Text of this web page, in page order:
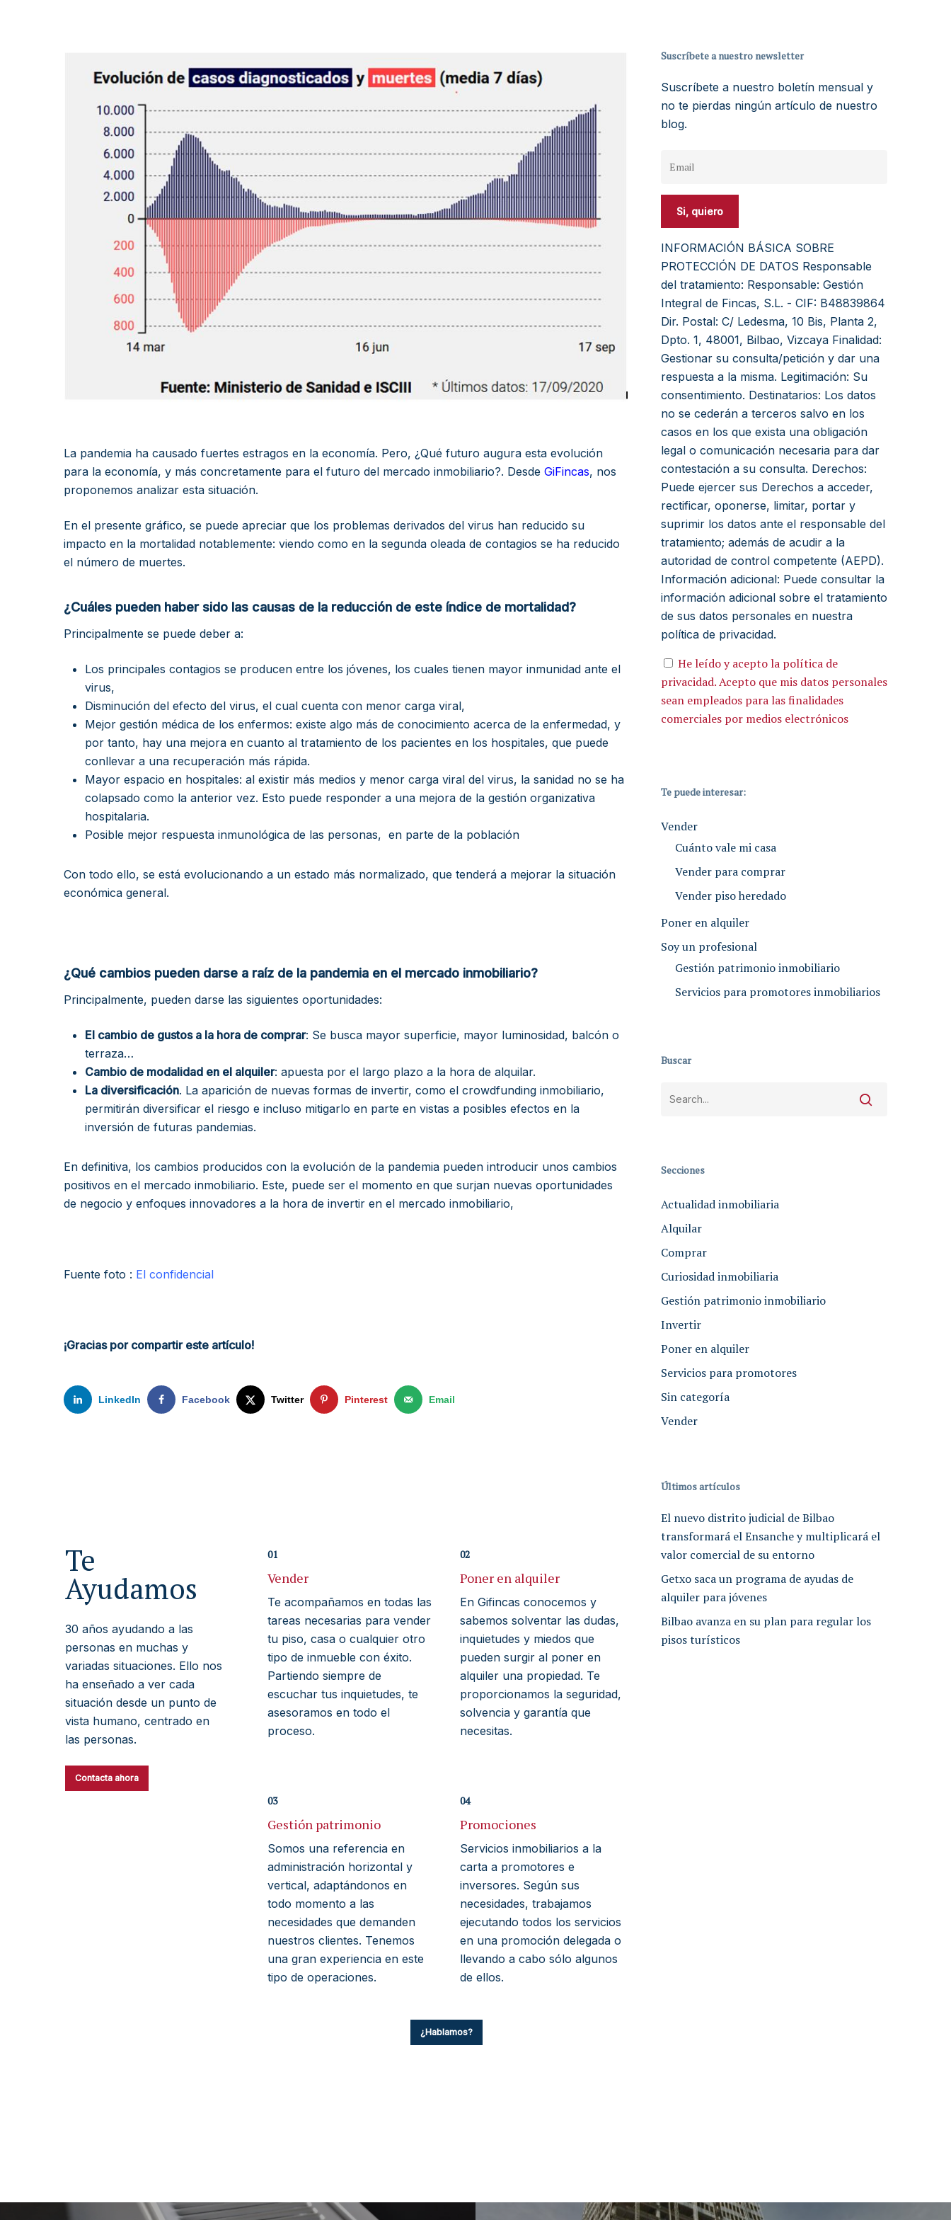
La pandemia ha causado fuertes estragos en la economía. Pero, ¿Qué futuro augura esta evolución
para la economía, y más concretamente para el futuro del mercado inmobiliario?. Desde GiFincas, nos
proponemos analizar esta situación.
En el presente gráfico, se puede apreciar que los problemas derivados del virus han reducido su
impacto en la mortalidad notablemente: viendo como en la segunda oleada de contagios se ha reducido
el número de muertes.
¿Cuáles pueden haber sido las causas de la reducción de este índice de mortalidad?
Principalmente se puede deber a:
Los principales contagios se producen entre los jóvenes, los cuales tienen mayor inmunidad ante el
virus,
Disminución del efecto del virus, el cual cuenta con menor carga viral,
Mejor gestión médica de los enfermos: existe algo más de conocimiento acerca de la enfermedad, y
por tanto, hay una mejora en cuanto al tratamiento de los pacientes en los hospitales, que puede
conllevar a una recuperación más rápida.
Mayor espacio en hospitales: al existir más medios y menor carga viral del virus, la sanidad no se ha
colapsado como la anterior vez. Esto puede responder a una mejora de la gestión organizativa
hospitalaria.
Posible mejor respuesta inmunológica de las personas, en parte de la población
Con todo ello, se está evolucionando a un estado más normalizado, que tenderá a mejorar la situación
económica general.
¿Qué cambios pueden darse a raíz de la pandemia en el mercado inmobiliario?
Principalmente, pueden darse las siguientes oportunidades:
El cambio de gustos a la hora de comprar: Se busca mayor superficie, mayor luminosidad, balcón o
terraza…
Cambio de modalidad en el alquiler: apuesta por el largo plazo a la hora de alquilar.
La diversificación. La aparición de nuevas formas de invertir, como el crowdfunding inmobiliario,
permitirán diversificar el riesgo e incluso mitigarlo en parte en vistas a posibles efectos en la
inversión de futuras pandemias.
En definitiva, los cambios producidos con la evolución de la pandemia pueden introducir unos cambios
positivos en el mercado inmobiliario. Este, puede ser el momento en que surjan nuevas oportunidades
de negocio y enfoques innovadores a la hora de invertir en el mercado inmobiliario,
Fuente foto : El confidencial
¡Gracias por compartir este artículo!
LinkedIn Facebook Twitter Pinterest Email
Te
Ayudamos
30 años ayudando a las
personas en muchas y
variadas situaciones. Ello nos
ha enseñado a ver cada
situación desde un punto de
vista humano, centrado en
las personas.
Contacta ahora
01
Vender
Te acompañamos en todas las
tareas necesarias para vender
tu piso, casa o cualquier otro
tipo de inmueble con éxito.
Partiendo siempre de
escuchar tus inquietudes, te
asesoramos en todo el
proceso.
02
Poner en alquiler
En Gifincas conocemos y
sabemos solventar las dudas,
inquietudes y miedos que
pueden surgir al poner en
alquiler una propiedad. Te
proporcionamos la seguridad,
solvencia y garantía que
necesitas.
03
Gestión patrimonio
Somos una referencia en
administración horizontal y
vertical, adaptándonos en
todo momento a las
necesidades que demanden
nuestros clientes. Tenemos
una gran experiencia en este
tipo de operaciones.
04
Promociones
Servicios inmobiliarios a la
carta a promotores e
inversores. Según sus
necesidades, trabajamos
ejecutando todos los servicios
en una promoción delegada o
llevando a cabo sólo algunos
de ellos.
¿Hablamos?
Suscríbete a nuestro newsletter
Suscríbete a nuestro boletín mensual y
no te pierdas ningún artículo de nuestro
blog.
INFORMACIÓN BÁSICA SOBRE
PROTECCIÓN DE DATOS Responsable
del tratamiento: Responsable: Gestión
Integral de Fincas, S.L. - CIF: B48839864
Dir. Postal: C/ Ledesma, 10 Bis, Planta 2,
Dpto. 1, 48001, Bilbao, Vizcaya Finalidad:
Gestionar su consulta/petición y dar una
respuesta a la misma. Legitimación: Su
consentimiento. Destinatarios: Los datos
no se cederán a terceros salvo en los
casos en los que exista una obligación
legal o comunicación necesaria para dar
contestación a su consulta. Derechos:
Puede ejercer sus Derechos a acceder,
rectificar, oponerse, limitar, portar y
suprimir los datos ante el responsable del
tratamiento; además de acudir a la
autoridad de control competente (AEPD).
Información adicional: Puede consultar la
información adicional sobre el tratamiento
de sus datos personales en nuestra
política de privacidad.
He leído y acepto la política de
privacidad. Acepto que mis datos personales
sean empleados para las finalidades
comerciales por medios electrónicos
Te puede interesar:
Vender
Cuánto vale mi casa
Vender para comprar
Vender piso heredado
Poner en alquiler
Soy un profesional
Gestión patrimonio inmobiliario
Servicios para promotores inmobiliarios
Buscar
Secciones
Actualidad inmobiliaria
Alquilar
Comprar
Curiosidad inmobiliaria
Gestión patrimonio inmobiliario
Invertir
Poner en alquiler
Servicios para promotores
Sin categoría
Vender
Últimos artículos
El nuevo distrito judicial de Bilbao
transformará el Ensanche y multiplicará el
valor comercial de su entorno
Getxo saca un programa de ayudas de
alquiler para jóvenes
Bilbao avanza en su plan para regular los
pisos turísticos